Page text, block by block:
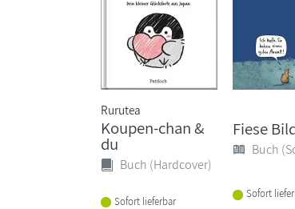
Rurutea
Koupen-chan &
du
Buch (Hardcover)
Sofort lieferbar
Fiese
Buch
Sofort